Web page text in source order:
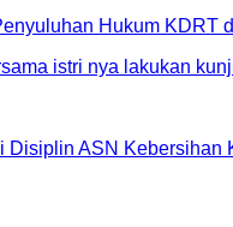
Hukum KDRT
ASN